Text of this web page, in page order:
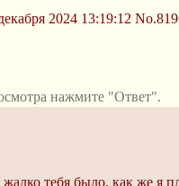
2024 13:19:12
нажмите "Ответ".
тебя было, как же я